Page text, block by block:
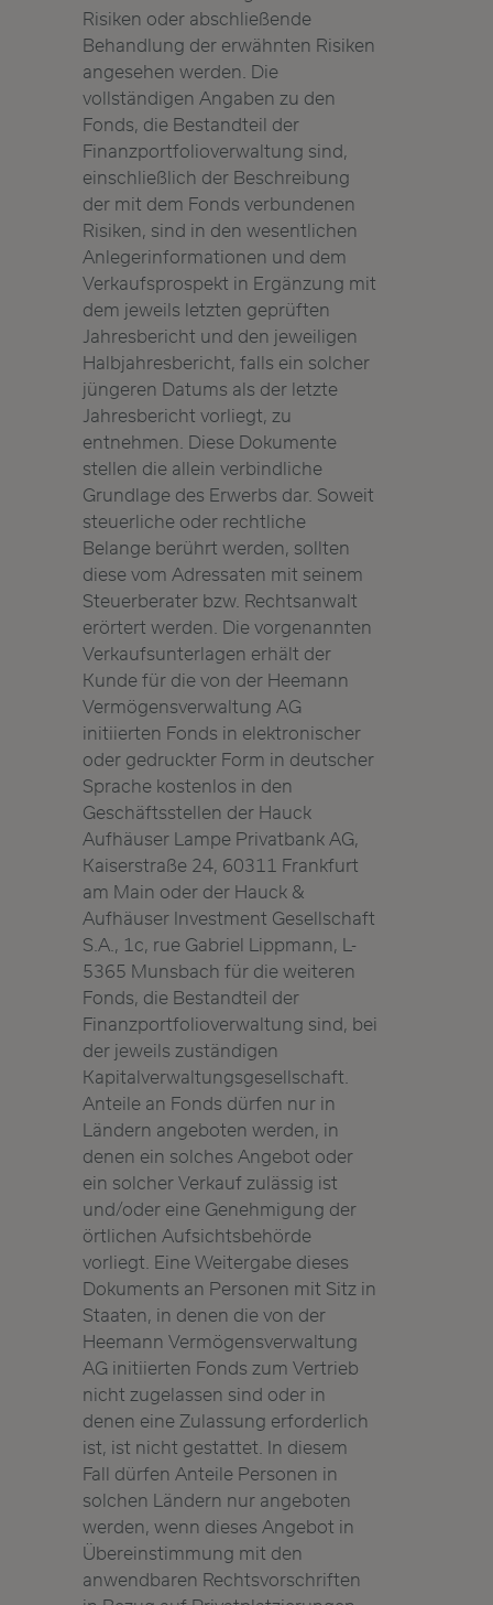
Risiken oder abschließende
Behandlung der erwähnten Risiken
angesehen werden. Die
vollständigen Angaben zu den
Fonds, die Bestandteil der
Finanzportfolioverwaltung sind,
einschließlich der Beschreibung
der mit dem Fonds verbundenen
Risiken, sind in den wesentlichen
Anlegerinformationen und dem
Verkaufsprospekt in Ergänzung mit
dem jeweils letzten geprüften
Jahresbericht und den jeweiligen
Halbjahresbericht, falls ein solcher
jüngeren Datums als der letzte
Jahresbericht vorliegt, zu
entnehmen. Diese Dokumente
stellen die allein verbindliche
Grundlage des Erwerbs dar. Soweit
steuerliche oder rechtliche
Belange berührt werden, sollten
diese vom Adressaten mit seinem
Steuerberater bzw. Rechtsanwalt
erörtert werden. Die vorgenannten
Verkaufsunterlagen erhält der
Kunde für die von der Heemann
Vermögensverwaltung AG
initiierten Fonds in elektronischer
oder gedruckter Form in deutscher
Sprache kostenlos in den
Geschäftsstellen der Hauck
Aufhäuser Lampe Privatbank AG,
Kaiserstraße 24, 60311 Frankfurt
am Main oder der Hauck &
Aufhäuser Investment Gesellschaft
S.A., 1c, rue Gabriel Lippmann, L-
5365 Munsbach für die weiteren
Fonds, die Bestandteil der
Finanzportfolioverwaltung sind, bei
der jeweils zuständigen
Kapitalverwaltungsgesellschaft.
Anteile an Fonds dürfen nur in
Ländern angeboten werden, in
denen ein solches Angebot oder
ein solcher Verkauf zulässig ist
und/oder eine Genehmigung der
örtlichen Aufsichtsbehörde
vorliegt. Eine Weitergabe dieses
Dokuments an Personen mit Sitz in
Staaten, in denen die von der
Heemann Vermögensverwaltung
AG initiierten Fonds zum Vertrieb
nicht zugelassen sind oder in
denen eine Zulassung erforderlich
ist, ist nicht gestattet. In diesem
Fall dürfen Anteile Personen in
solchen Ländern nur angeboten
werden, wenn dieses Angebot in
Übereinstimmung mit den
anwendbaren Rechtsvorschriften